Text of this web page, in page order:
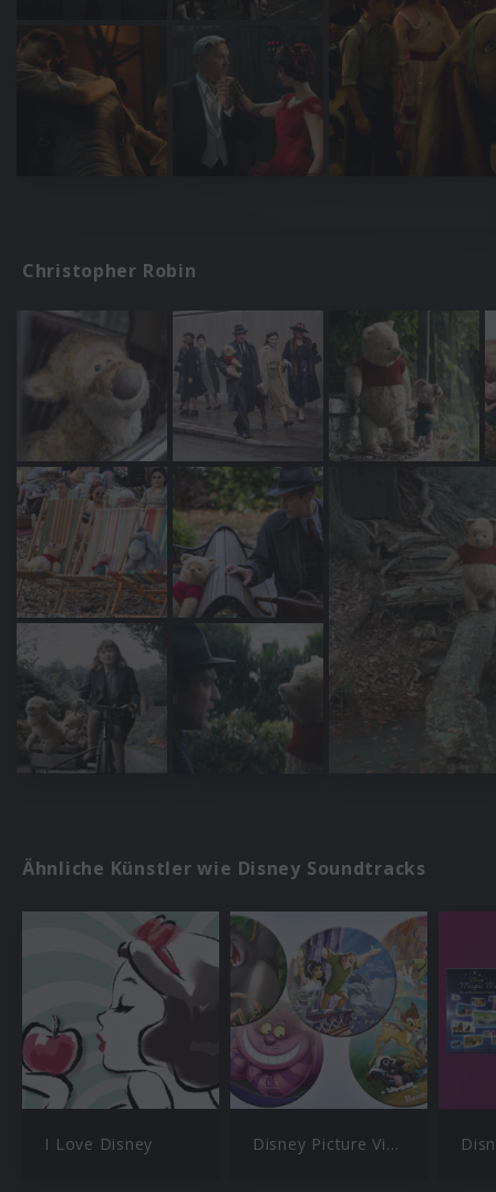
Christopher Robin
Ähnliche Künstler wie Disney Soundtracks
I Love Disney Disney Picture Vinyl